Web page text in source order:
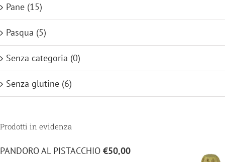
Pane (15)
Pasqua (5)
Senza categoria (0)
Senza glutine (6)
Prodotti in evidenza
PANDORO AL PISTACCHIO €50,00